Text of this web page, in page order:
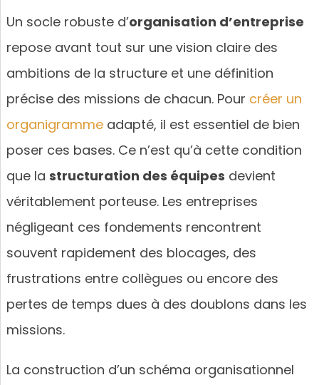
Un socle robuste d’organisation d’entreprise
repose avant tout sur une vision claire des
ambitions de la structure et une définition
précise des missions de chacun. Pour créer un
organigrammeadapté, il est essentiel de bien
poser ces bases. Ce n’est qu’à cette condition
que la structuration des équipes devient
véritablement porteuse. Les entreprises
négligeant ces fondements rencontrent
souvent rapidement des blocages, des
frustrations entre collègues ou encore des
pertes de temps dues à des doublons dans les
missions.
La construction d’un schéma organisationnel